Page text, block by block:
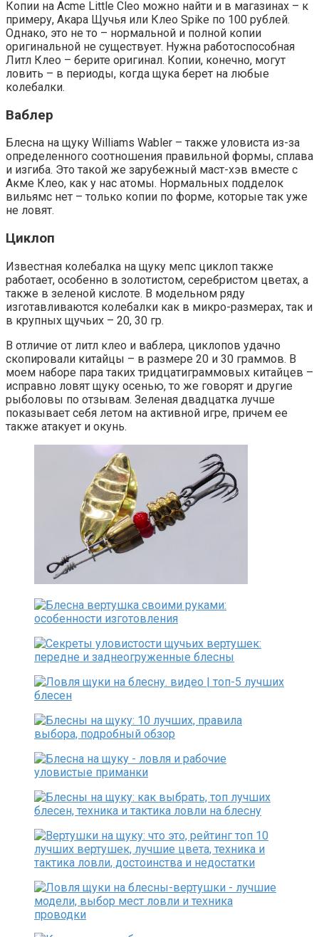
Копии на Acme Little Cleo можно найти и в магазинах – к
примеру, Акара Щучья или Клео Spike по 100 рублей.
Однако, это не то – нормальной и полной копии
оригинальной не существует. Нужна работоспособная
Литл Клео – берите оригинал. Копии, конечно, могут
ловить – в периоды, когда щука берет на любые
колебалки.
Ваблер
Блесна на щуку Williams Wabler – также уловиста из-за
определенного соотношения правильной формы, сплава
и изгиба. Это такой же зарубежный маст-хэв вместе с
Акме Клео, как у нас атомы. Нормальных подделок
вильямс нет – только копии по форме, которые так уже
не ловят.
Циклоп
Известная колебалка на щуку мепс циклоп также
работает, особенно в золотистом, серебристом цветах, а
также в зеленой кислоте. В модельном ряду
изготавливаются колебалки как в микро-размерах, так и
в крупных щучьих – 20, 30 гр.
В отличие от литл клео и ваблера, циклопов удачно
скопировали китайцы – в размере 20 и 30 граммов. В
моем наборе пара таких тридцатиграммовых китайцев –
исправно ловят щуку осенью, то же говорят и другие
рыболовы по отзывам. Зеленая двадцатка лучше
показывает себя летом на активной игре, причем ее
также атакует и окунь.